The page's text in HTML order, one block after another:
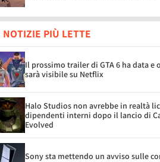
NOTIZIE PIÙ LETTE
Il prossimo trailer di GTA 6 ha data e
sarà visibile su Netflix
Halo Studios non avrebbe in realtà
dipendenti interni dopo il lancio di
Evolved
Sony sta mettendo un avviso sulle